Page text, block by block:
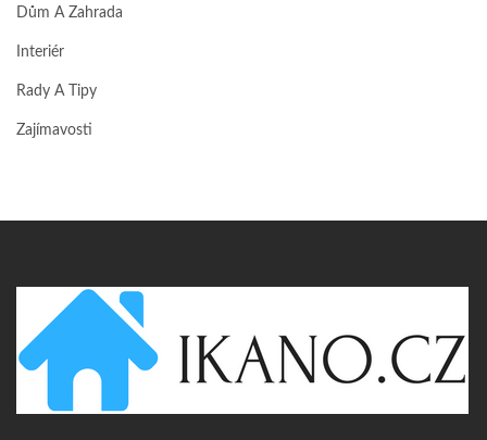
Dům A Zahrada
Interiér
Rady A Tipy
Zajímavosti